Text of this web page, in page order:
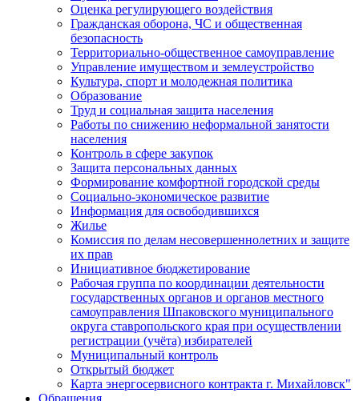
Оценка регулирующего воздействия
Гражданская оборона, ЧС и общественная
безопасность
Территориально-общественное самоуправление
Управление имуществом и землеустройство
Культура, спорт и молодежная политика
Образование
Труд и социальная защита населения
Работы по снижению неформальной занятости
населения
Контроль в сфере закупок
Защита персональных данных
Формирование комфортной городской среды
Социально-экономическое развитие
Информация для освободившихся
Жилье
Комиссия по делам несовершеннолетних и защите
их прав
Инициативное бюджетирование
Рабочая группа по координации деятельности
государственных органов и органов местного
самоуправления Шпаковского муниципального
округа ставропольского края при осуществлении
регистрации (учёта) избирателей
Муниципальный контроль
Открытый бюджет
Карта энергосервисного контракта г. Михайловск"